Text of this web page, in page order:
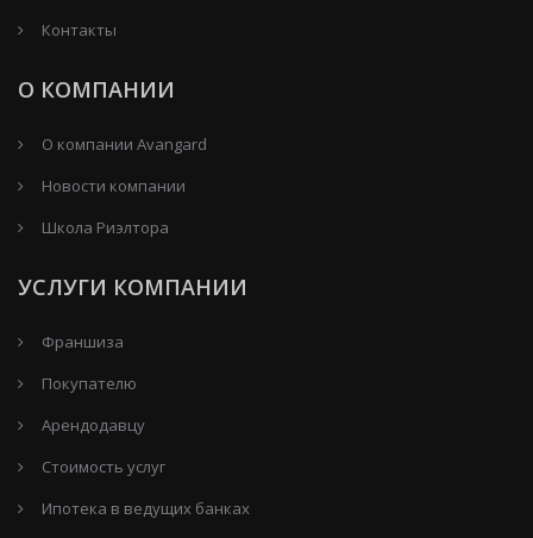
Контакты
О КОМПАНИИ
О компании Avangard
Новости компании
Школа Риэлтора
УСЛУГИ КОМПАНИИ
Франшиза
Покупателю
Арендодавцу
Стоимость услуг
Ипотека в ведущих банках